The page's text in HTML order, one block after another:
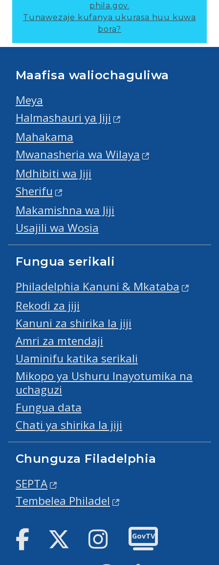
phila.gov.
Tunawezaje kufanya ukurasa huu kuwa
bora?
Maafisa waliochaguliwa
Meya
Halmashauri ya Jiji
Mahakama
Mwanasheria wa Wilaya
Mdhibiti wa Jiji
Sherifu
Makamishna wa Jiji
Usajili wa Wosia
Fungua serikali
Philadelphia Kanuni & Mkataba
Rekodi za jiji
Kanuni za shirika la jiji
Amri za mtendaji
Uaminifu katika serikali
Mikopo ya Ushuru Inayotumika na
uchaguzi
Fungua data
Chati ya shirika la jiji
Chunguza Filadelphia
SEPTA
Tembelea Philadel
Facebook Twitter Instagram
GovTV